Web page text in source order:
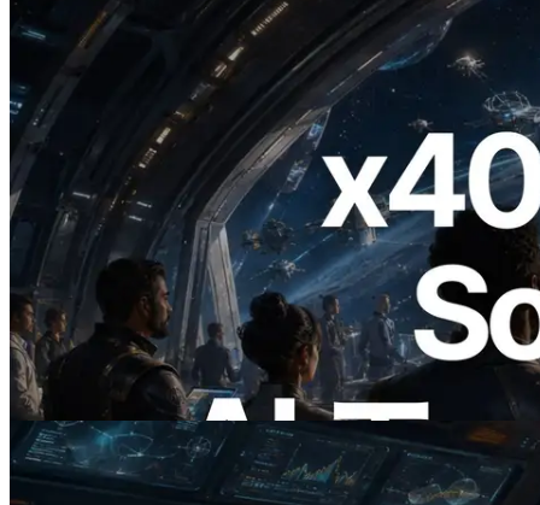
2026.07.04
ERPC、x402 決済対応の Solana RPC を
公開 — AI エージェントが必要な API
にその場で支払う時代の幕開け
この記事を読む